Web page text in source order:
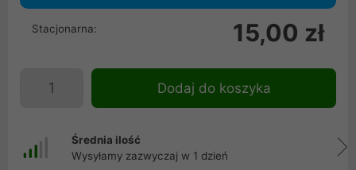
Stacjonarna: 15,00 zł
Dodaj do koszyka
Średnia ilość
Wysyłamy zazwyczaj w 1 dzień